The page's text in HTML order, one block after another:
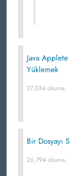
Java
Yüklemek
27,034 okuma,
Bir Dosyayı
26,794 okuma,